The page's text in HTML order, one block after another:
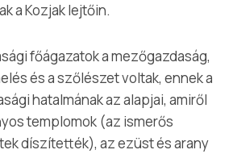
a Kozjak lejtőin.
főágazatok a mezőgazdaság,
és a szőlészet voltak, ennek a
hatalmának az alapjai, amiről
templomok (az ismerős
díszítették), az ezüst és arany